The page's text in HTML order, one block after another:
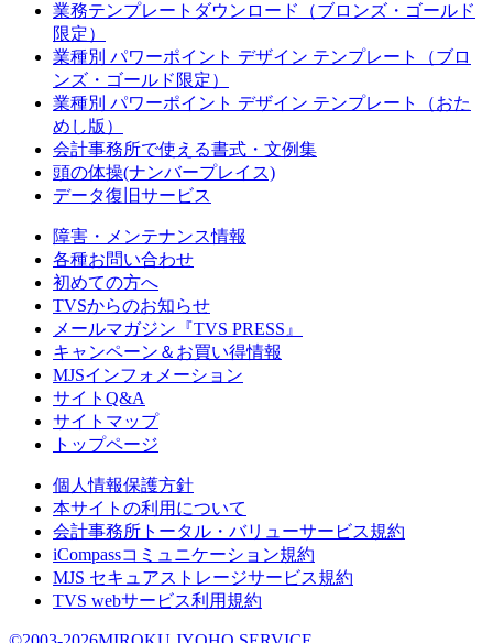
業務テンプレートダウンロード（ブロンズ・ゴールド
限定）
業種別 パワーポイント デザイン テンプレート（ブロ
ンズ・ゴールド限定）
業種別 パワーポイント デザイン テンプレート（おた
めし版）
会計事務所で使える書式・文例集
頭の体操(ナンバープレイス)
データ復旧サービス
障害・メンテナンス情報
各種お問い合わせ
初めての方へ
TVSからのお知らせ
メールマガジン『TVS PRESS』
キャンペーン＆お買い得情報
MJSインフォメーション
サイトQ&A
サイトマップ
トップページ
個人情報保護方針
本サイトの利用について
会計事務所トータル・バリューサービス規約
iCompassコミュニケーション規約
MJS セキュアストレージサービス規約
TVS webサービス利用規約